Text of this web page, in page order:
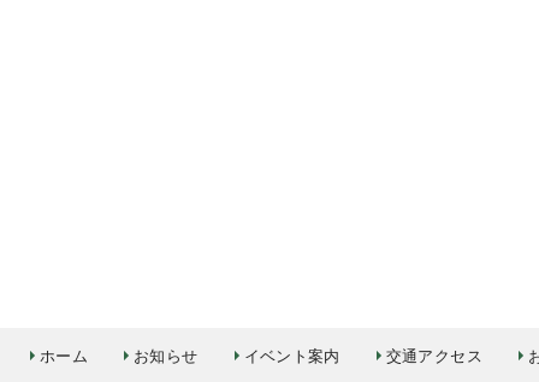
ホーム お知らせ イベント案内 交通アクセス